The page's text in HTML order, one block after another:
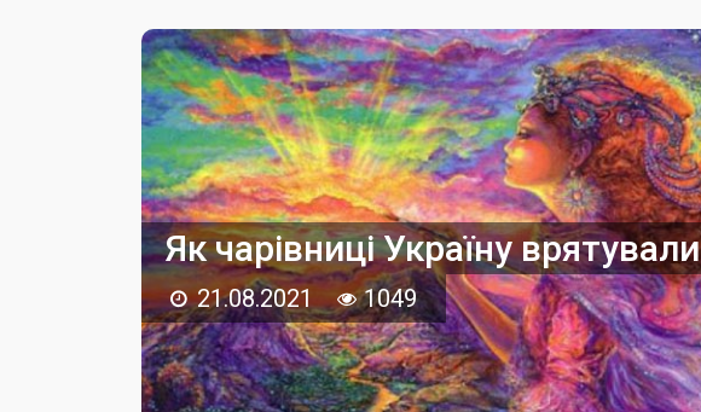
Як чарівниці Україну врятували
21.08.2021 1049